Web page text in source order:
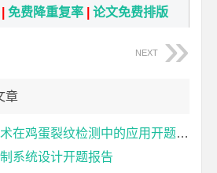
|免费降重复率 |论文免费排版
NEXT
章
在鸡蛋裂纹检测中的应用开题报告
系统设计开题报告